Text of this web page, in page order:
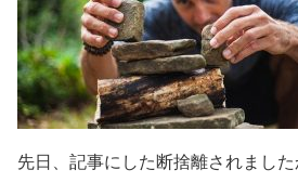
先日、記事にした断捨離されました